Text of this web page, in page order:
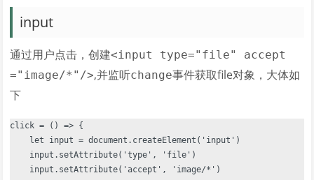
input
通过用户点击，创建<input type="file" accept
="image/*"/>,并监听change事件获取file对象，大体如
下
click = () => {
    let input = document.createElement('input')
    input.setAttribute('type', 'file')
    input.setAttribute('accept', 'image/*')